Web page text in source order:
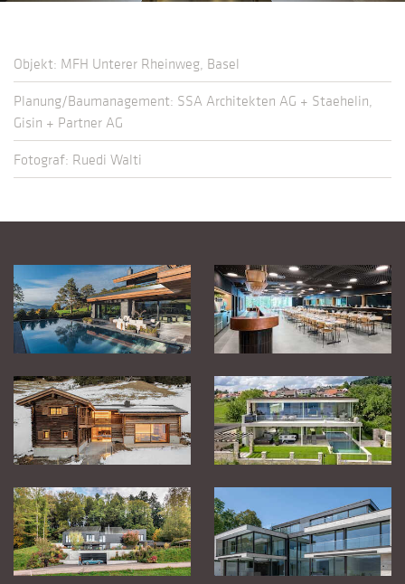
Objekt: MFH Unterer Rheinweg, Basel
Planung/Baumanagement: SSA Architekten AG + Staehelin,
Gisin + Partner AG
Fotograf: Ruedi Walti